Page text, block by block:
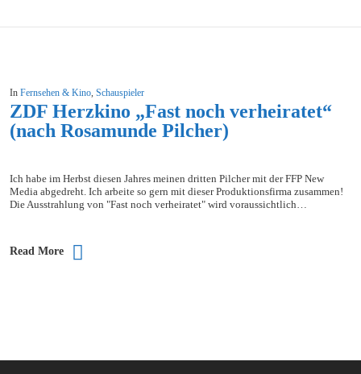
InFernsehen & Kino,Schauspieler
ZDF Herzkino „Fast noch verheiratet“
(nach Rosamunde Pilcher)
Ich habe im Herbst diesen Jahres meinen dritten Pilcher mit der FFP New
Media abgedreht. Ich arbeite so gern mit dieser Produktionsfirma zusammen!
Die Ausstrahlung von "Fast noch verheiratet" wird voraussichtlich…
Read More